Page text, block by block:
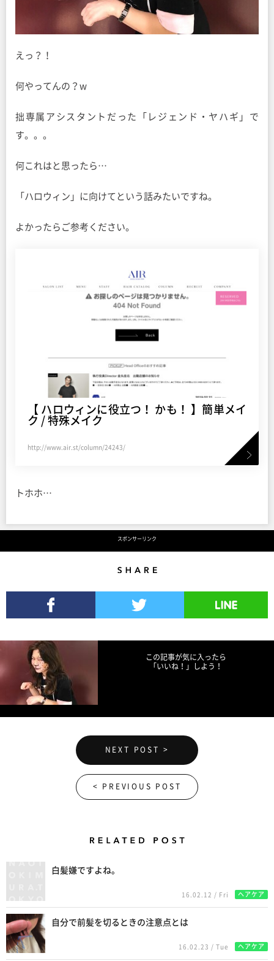
えっ？！
何やってんの？w
拙専属アシスタントだった「レジェンド・ヤハギ」で
す。。。
何これはと思ったら…
「ハロウィン」に向けてという話みたいですね。
よかったらご参考ください。
【 ハロウィンに役立つ！ かも！ 】簡単メイ
ク / 特殊メイク
http://www.air.st/column/24243/
トホホ…
スポンサーリンク
この記事が気に入ったら
「いいね！」しよう！
NEXT POST >
< PREVIOUS POST
白髪嫌ですよね。
16.02.12 / Fri ヘアケア
自分で前髪を切るときの注意点とは
16.02.23 / Tue ヘアケア